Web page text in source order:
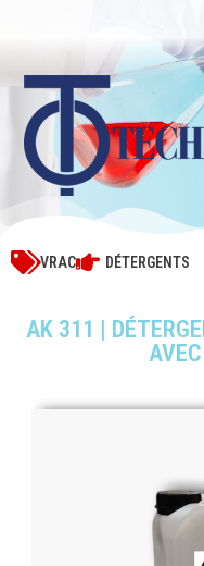
VRAC DÉTERGENTS
AK 311 |